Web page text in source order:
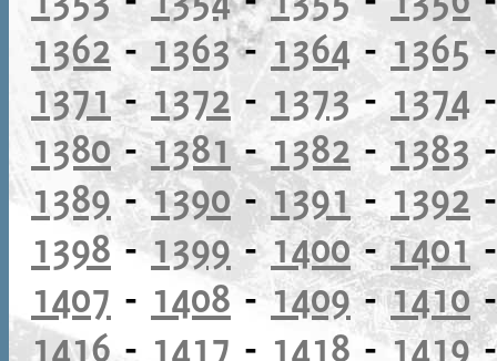
1362 - 1363-1364- 1365
1371-1372 - 1373- 1374
1380-1381-1382-1383
1389-1390-1391- 1392
1398-1399- 1400-1401
1407 - 1408-1409-1410
1416 - 1417 - 1418 - 1419